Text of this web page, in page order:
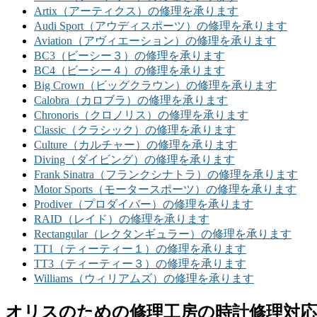
Artix（アーティクス）の修理を承ります
Audi Sport（アウディスポーツ）の修理を承ります
Aviation（アヴィエーション）の修理を承ります
BC3（ビーシー３）の修理を承ります
BC4（ビーシー４）の修理を承ります
Big Crown（ビッグクラウン）の修理を承ります
Calobra（カロブラ）の修理を承ります
Chronoris（クロノリス）の修理を承ります
Classic（クラシック）の修理を承ります
Culture（カルチャー）の修理を承ります
Diving（ダイビング）の修理を承ります
Frank Sinatra（フランクシナトラ）の修理を承ります
Motor Sports（モータースポーツ）の修理を承ります
Prodiver（プロダイバー）の修理を承ります
RAID（レイド）の修理を承ります
Rectangular（レクタンギュラー）の修理を承ります
TT1（ティーティー１）の修理を承ります
TT3（ティーティー３）の修理を承ります
Williams（ウィリアムズ）の修理を承ります
オリスのための修理工房の時計修理対